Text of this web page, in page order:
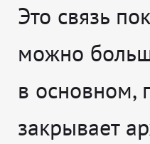
Это связь
можно
в основном,
закрывает